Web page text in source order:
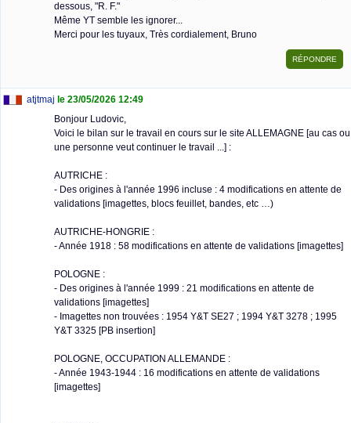
dessous, "R. F."
Même YT semble les ignorer...
Merci pour les tuyaux, Très cordialement, Bruno
atjtmaj le 23/05/2026 12:49
Bonjour Ludovic,
Voici le bilan sur le travail en cours sur le site ALLEMAGNE [au cas ou
une personne veut continuer le travail ...] :
AUTRICHE :
- Des origines à l'année 1996 incluse : 4 modifications en attente de
validations [imagettes, blocs feuillet, bandes, etc …)
AUTRICHE-HONGRIE :
- Année 1918 : 58 modifications en attente de validations [imagettes]
POLOGNE :
- Des origines à l'année 1999 : 21 modifications en attente de
validations [imagettes]
- Imagettes non trouvées : 1954 Y&T SE27 ; 1994 Y&T 3278 ; 1995
Y&T 3325 [PB insertion]
POLOGNE, OCCUPATION ALLEMANDE :
- Année 1943-1944 : 16 modifications en attente de validations
[imagettes]